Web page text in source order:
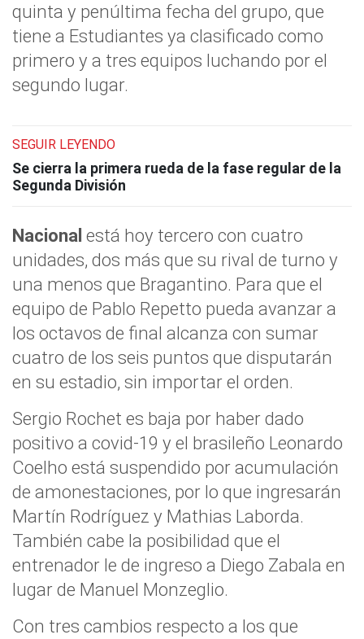
quinta y penúltima fecha del grupo, que
tiene a Estudiantes ya clasificado como
primero y a tres equipos luchando por el
segundo lugar.
SEGUIR LEYENDO
Se cierra la primera rueda de la fase regular de la
Segunda División
Nacional está hoy tercero con cuatro
unidades, dos más que su rival de turno y
una menos que Bragantino. Para que el
equipo de Pablo Repetto pueda avanzar a
los octavos de final alcanza con sumar
cuatro de los seis puntos que disputarán
en su estadio, sin importar el orden.
Sergio Rochet es baja por haber dado
positivo a covid-19 y el brasileño Leonardo
Coelho está suspendido por acumulación
de amonestaciones, por lo que ingresarán
Martín Rodríguez y Mathias Laborda.
También cabe la posibilidad que el
entrenador le de ingreso a Diego Zabala en
lugar de Manuel Monzeglio.
Con tres cambios respecto a los que